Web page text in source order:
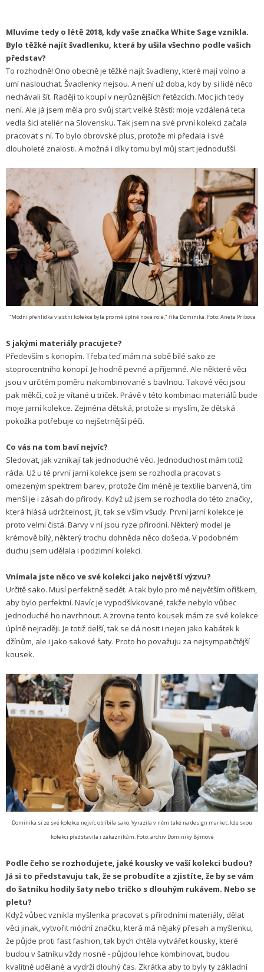
Mluvíme tedy o létě 2018, kdy vaše značka White Sage vznikla.
Bylo těžké najít švadlenku, která by ušila všechno podle vašich
představ?
To rozhodně! Ono obecně je těžké najít švadleny, které mají volno a
umí naslouchat. Švadlenky nejsou. A není už doba, kdy by si lidé něco
nechávali šít. Raději to koupí v nejrůznějších řetězcích. Moc jich tedy
není. Ale já jsem měla pro svůj start velké štěstí: moje vzdálená teta
vedla šicí ateliér na Slovensku. Tak jsem na své první kolekci začala
pracovat s ní. To bylo obrovské plus, protože mi předala i své
dlouholeté znalosti. A možná i díky tomu byl můj start jednodušší.
"Módní přehlídka vlastní kolekce byla pro mě úplně nová role," říká Dominika. Foto: Aneta Pribova
S jakými materiály pracujete?
Především s konopím. Třeba teď mám na sobě bílé sako ze
stoprocentního konopí. Je hodně pevné a příjemné. Ale některé věci
jsou v určitém poměru nakombinované s bavlnou. Takové věci jsou
pak měkčí, což je vítané u triček. Právě v této kombinaci materiálů bude
moje jarní kolekce. Zejména dětská, protože si myslím, že dětská
pokožka potřebuje co nejšetrnější péči.
Co vás na tom baví nejvíc?
Sledovat, jak vznikají tak jednoduché věci. Jednoduchost mám totiž
ráda. Už u té první jarní kolekce jsem se rozhodla pracovat s
omezeným spektrem barev, protože čím méně je textilie barvená, tím
menší je i zásah do přírody. Když už jsem se rozhodla do této značky,
která hlásá udržitelnost, jít, tak se vším všudy. První jarní kolekce je
proto velmi čistá. Barvy v ní jsou ryze přírodní. Některý model je
krémově bílý, některý trochu dohněda něco došeda. V podobném
duchu jsem udělala i podzimní kolekci.
Vnímala jste něco ve své kolekci jako největší výzvu?
Určitě sako. Musí perfektně sedět. A tak bylo pro mě největším oříškem,
aby bylo perfektní. Navíc je vypodšívkované, takže nebylo vůbec
jednoduché ho navrhnout. A zrovna tento kousek mám ze své kolekce
úplně nejraději. Je totiž delší, tak se dá nosit i nejen jako kabátek k
džínům, ale i jako sakové šaty. Proto ho považuju za nejsympatičtější
kousek.
Dominika si ze své kolekce nejvíc oblíbila sako. Vyrazila v něm také na design market, kde svou
kolekci představila i zákazníkům. Foto: archiv Dominiky Býmové
Podle čeho se rozhodujete, jaké kousky ve vaší kolekci budou?
Já si to představuju tak, že se probudíte a zjistíte, že by se vám
do šatníku hodily šaty nebo tričko s dlouhým rukávem. Nebo se
pletu?
Když vůbec vznikla myšlenka pracovat s přírodními materiály, dělat
věci jinak, vytvořit módní značku, která má nějaký přesah a myšlenku,
že půjde proti fast fashion, tak bych chtěla vytvářet kousky, které
budou v šatníku vždy nosné - půjdou lehce kombinovat, budou
kvalitně udělané a vydrží dlouhý čas. Zkrátka aby to byly ty základní